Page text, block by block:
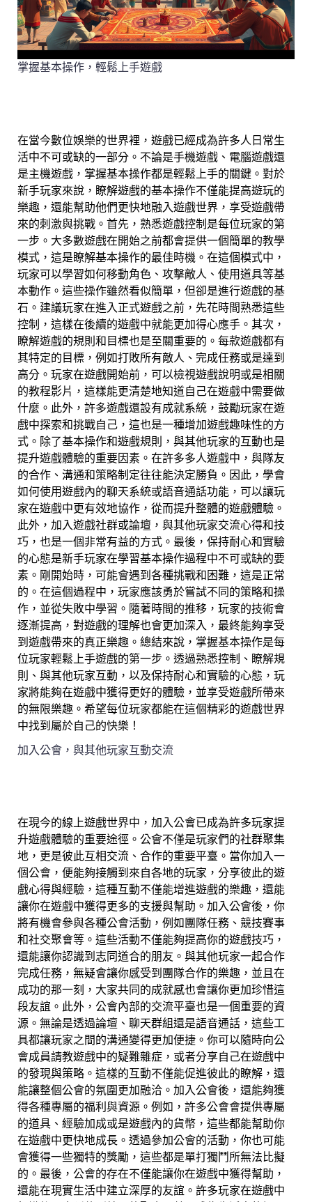
掌握基本操作，輕鬆上手遊戲
在當今數位娛樂的世界裡，遊戲已經成為許多人日常生
活中不可或缺的一部分。不論是手機遊戲、電腦遊戲還
是主機遊戲，掌握基本操作都是輕鬆上手的關鍵。對於
新手玩家來說，瞭解遊戲的基本操作不僅能提高遊玩的
樂趣，還能幫助他們更快地融入遊戲世界，享受遊戲帶
來的刺激與挑戰。首先，熟悉遊戲控制是每位玩家的第
一步。大多數遊戲在開始之前都會提供一個簡單的教學
模式，這是瞭解基本操作的最佳時機。在這個模式中，
玩家可以學習如何移動角色、攻擊敵人、使用道具等基
本動作。這些操作雖然看似簡單，但卻是進行遊戲的基
石。建議玩家在進入正式遊戲之前，先花時間熟悉這些
控制，這樣在後續的遊戲中就能更加得心應手。其次，
瞭解遊戲的規則和目標也是至關重要的。每款遊戲都有
其特定的目標，例如打敗所有敵人、完成任務或是達到
高分。玩家在遊戲開始前，可以檢視遊戲說明或是相關
的教程影片，這樣能更清楚地知道自己在遊戲中需要做
什麼。此外，許多遊戲還設有成就系統，鼓勵玩家在遊
戲中探索和挑戰自己，這也是一種增加遊戲趣味性的方
式。除了基本操作和遊戲規則，與其他玩家的互動也是
提升遊戲體驗的重要因素。在許多多人遊戲中，與隊友
的合作、溝通和策略制定往往能決定勝負。因此，學會
如何使用遊戲內的聊天系統或語音通話功能，可以讓玩
家在遊戲中更有效地協作，從而提升整體的遊戲體驗。
此外，加入遊戲社群或論壇，與其他玩家交流心得和技
巧，也是一個非常有益的方式。最後，保持耐心和實驗
的心態是新手玩家在學習基本操作過程中不可或缺的要
素。剛開始時，可能會遇到各種挑戰和困難，這是正常
的。在這個過程中，玩家應該勇於嘗試不同的策略和操
作，並從失敗中學習。隨著時間的推移，玩家的技術會
逐漸提高，對遊戲的理解也會更加深入，最終能夠享受
到遊戲帶來的真正樂趣。總結來說，掌握基本操作是每
位玩家輕鬆上手遊戲的第一步。透過熟悉控制、瞭解規
則、與其他玩家互動，以及保持耐心和實驗的心態，玩
家將能夠在遊戲中獲得更好的體驗，並享受遊戲所帶來
的無限樂趣。希望每位玩家都能在這個精彩的遊戲世界
中找到屬於自己的快樂！
加入公會，與其他玩家互動交流
在現今的線上遊戲世界中，加入公會已成為許多玩家提
升遊戲體驗的重要途徑。公會不僅是玩家們的社群聚集
地，更是彼此互相交流、合作的重要平臺。當你加入一
個公會，便能夠接觸到來自各地的玩家，分享彼此的遊
戲心得與經驗，這種互動不僅能增進遊戲的樂趣，還能
讓你在遊戲中獲得更多的支援與幫助。加入公會後，你
將有機會參與各種公會活動，例如團隊任務、競技賽事
和社交聚會等。這些活動不僅能夠提高你的遊戲技巧，
還能讓你認識到志同道合的朋友。與其他玩家一起合作
完成任務，無疑會讓你感受到團隊合作的樂趣，並且在
成功的那一刻，大家共同的成就感也會讓你更加珍惜這
段友誼。此外，公會內部的交流平臺也是一個重要的資
源。無論是透過論壇、聊天群組還是語音通話，這些工
具都讓玩家之間的溝通變得更加便捷。你可以隨時向公
會成員請教遊戲中的疑難雜症，或者分享自己在遊戲中
的發現與策略。這樣的互動不僅能促進彼此的瞭解，還
能讓整個公會的氛圍更加融洽。加入公會後，還能夠獲
得各種專屬的福利與資源。例如，許多公會會提供專屬
的道具、經驗加成或是遊戲內的貨幣，這些都能幫助你
在遊戲中更快地成長。透過參加公會的活動，你也可能
會獲得一些獨特的獎勵，這些都是單打獨鬥所無法比擬
的。最後，公會的存在不僅能讓你在遊戲中獲得幫助，
還能在現實生活中建立深厚的友誼。許多玩家在遊戲中